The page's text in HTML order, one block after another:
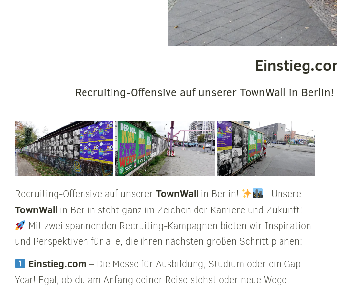
Recruiting-Offensive auf unserer TownWall in Berlin!
Recruiting-Offensive auf unserer TownWall in Berlin! Unsere
TownWall in Berlin steht ganz im Zeichen der Karriere und Zukunft!
Mit zwei spannenden Recruiting-Kampagnen bieten wir Inspiration
und Perspektiven für alle, die ihren nächsten großen Schritt planen:
Einstieg.com– Die Messe für Ausbildung, Studium oder ein Gap
Year! Egal, ob du am Anfang deiner Reise stehst oder neue Wege